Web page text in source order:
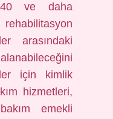
ve daha
arasındaki
için kimlik
hizmetleri,
emekli